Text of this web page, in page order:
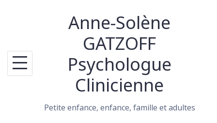
Anne-Solène
GATZOFF
Psychologue
Clinicienne
Petite enfance, enfance, famille et adultes